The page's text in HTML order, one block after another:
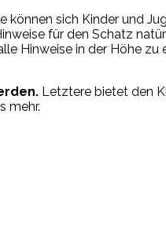
sich Kinder und
für den Schatz
Hinweise in der Höhe zu
Letztere bietet den
mehr.